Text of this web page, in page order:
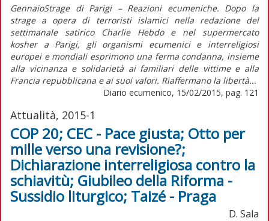
GennaioStrage di Parigi – Reazioni ecumeniche. Dopo la
strage a opera di terroristi islamici nella redazione del
settimanale satirico Charlie Hebdo e nel supermercato
kosher a Parigi, gli organismi ecumenici e interreligiosi
europei e mondiali esprimono una ferma condanna, insieme
alla vicinanza e solidarietà ai familiari delle vittime e alla
Francia repubblicana e ai suoi valori. Riaffermano la libertà...
Diario ecumenico, 15/02/2015, pag. 121
Attualità, 2015-1
COP 20; CEC - Pace giusta; Otto per
mille verso una revisione?;
Dichiarazione interreligiosa contro la
schiavitù; Giubileo della Riforma -
Sussidio liturgico; Taizé - Praga
D. Sala